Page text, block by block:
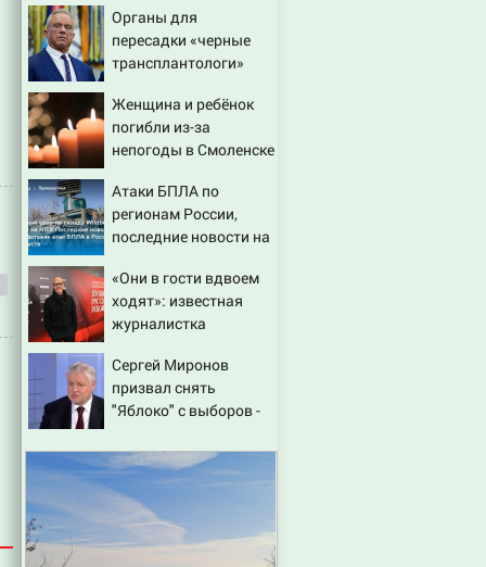
Органы для
пересадки «черные
трансплантологи»
живых пациентов
Женщина и ребёнок
погибли из-за
непогоды в Смоленске
Атаки БПЛА по
регионам России,
последние новости на
последствия, атаки на
склады Wildberries,
состояние
«Они в гости вдвоем
ходят»: известная
журналистка
Бондарчука и
Исаковой
Сергей Миронов
призвал снять
"Яблоко" с выборов -